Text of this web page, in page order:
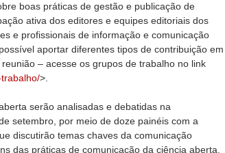
boas práticas de gestão e publicação de
ativa dos editores e equipes editoriais dos
e profissionais de informação e comunicação
aportar diferentes tipos de contribuição em
– acesse os grupos de trabalho no link
>.
serão analisadas e debatidas na
setembro, por meio de doze painéis com a
discutirão temas chaves da comunicação
das práticas de comunicação da ciência aberta.